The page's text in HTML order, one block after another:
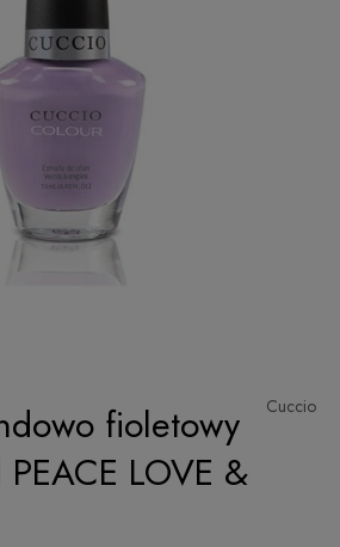
Cuccio
fioletowy
LOVE &